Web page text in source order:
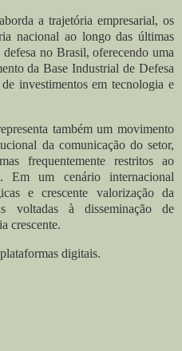
a trajetória empresarial, os
nacional ao longo das últimas
no Brasil, oferecendo uma
da Base Industrial de Defesa
investimentos em tecnologia e
também um movimento
da comunicação do setor,
frequentemente restritos ao
Em um cenário internacional
e crescente valorização da
voltadas à disseminação de
crescente.
digitais.